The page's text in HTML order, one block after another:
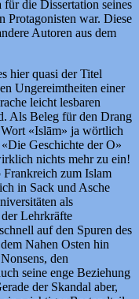
die Dissertation seines
Protagonisten war. Diese
Autoren aus dem
hier quasi der Titel
Ungereimtheiten einer
leicht lesbaren
Als Beleg für den Drang
«Islām» ja wörtlich
Geschichte der O»
nichts mehr zu ein!
zum Islam
in Sack und Asche
als
Lehrkräfte
auf den Spuren des
Nahen Osten hin
den
seine enge Beziehung
der Skandal aber,